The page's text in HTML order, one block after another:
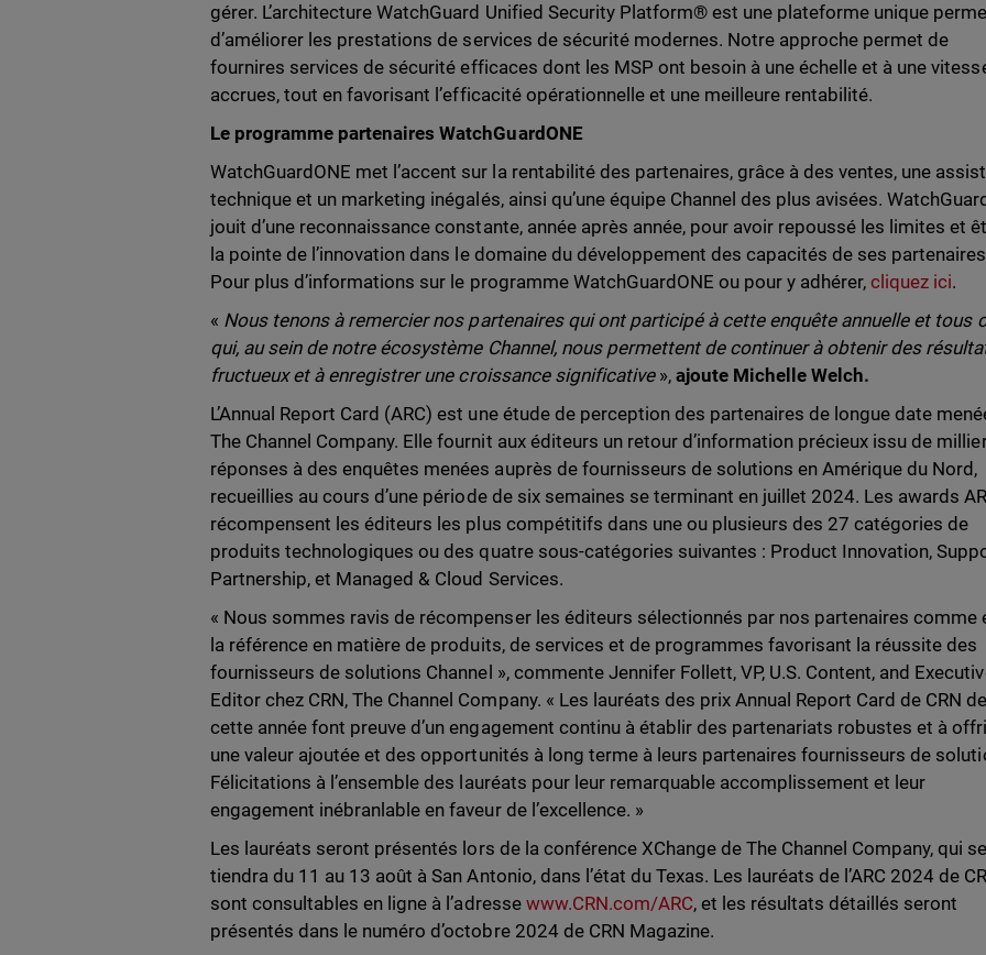
gérer. L’architecture WatchGuard Unified Security Platform® est une plateforme unique
d’améliorer les prestations de services de sécurité modernes. Notre approche permet de
fournires services de sécurité efficaces dont les MSP ont besoin à une échelle et à une
accrues, tout en favorisant l’efficacité opérationnelle et une meilleure rentabilité.
Le programme partenaires WatchGuardONE
WatchGuardONE met l’accent sur la rentabilité des partenaires, grâce à des ventes, une
technique et un marketing inégalés, ainsi qu’une équipe Channel des plus avisées. WatchGuard
jouit d’une reconnaissance constante, année après année, pour avoir repoussé les limites et
la pointe de l’innovation dans le domaine du développement des capacités de ses
Pour plus d’informations sur le programme WatchGuardONE ou pour y adhérer,cliquez ici.
« Nous tenons à remercier nos partenaires qui ont participé à cette enquête annuelle et tous
qui, au sein de notre écosystème Channel, nous permettent de continuer à obtenir des
fructueux et à enregistrer une croissance significative»,ajoute Michelle Welch.
L’Annual Report Card (ARC) est une étude de perception des partenaires de longue date
The Channel Company. Elle fournit aux éditeurs un retour d’information précieux issu de
réponses à des enquêtes menées auprès de fournisseurs de solutions en Amérique du Nord,
recueillies au cours d’une période de six semaines se terminant en juillet 2024. Les awards
récompensent les éditeurs les plus compétitifs dans une ou plusieurs des 27 catégories de
produits technologiques ou des quatre sous-catégories suivantes : Product Innovation,
Partnership, et Managed & Cloud Services.
« Nous sommes ravis de récompenser les éditeurs sélectionnés par nos partenaires comme
la référence en matière de produits, de services et de programmes favorisant la réussite des
fournisseurs de solutions Channel », commente Jennifer Follett, VP, U.S. Content, and
Editor chez CRN, The Channel Company. « Les lauréats des prix Annual Report Card de CRN de
cette année font preuve d’un engagement continu à établir des partenariats robustes et à
une valeur ajoutée et des opportunités à long terme à leurs partenaires fournisseurs de
Félicitations à l’ensemble des lauréats pour leur remarquable accomplissement et leur
engagement inébranlable en faveur de l’excellence. »
Les lauréats seront présentés lors de la conférence XChange de The Channel Company, qui se
tiendra du 11 au 13 août à San Antonio, dans l’état du Texas. Les lauréats de l’ARC 2024 de
sont consultables en ligne à l’adresse www.CRN.com/ARC, et les résultats détaillés seront
présentés dans le numéro d’octobre 2024 de CRN Magazine.